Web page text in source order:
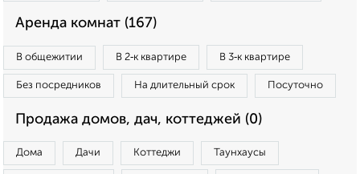
Аренда комнат (167)
В общежитии В 2‑к квартире В 3‑к квартире
Без посредников На длительный срок Посуточно
Продажа домов, дач, коттеджей (0)
Дома Дачи Коттеджи Таунхаусы